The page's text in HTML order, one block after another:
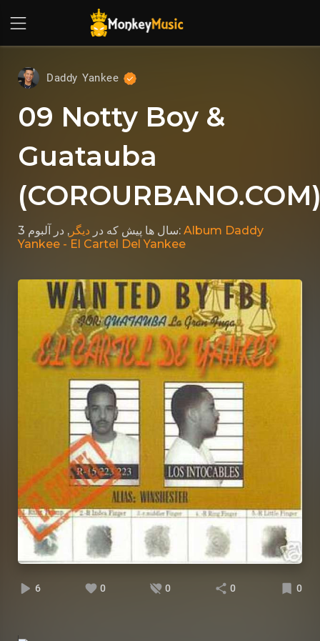
Daddy Yankee
09 Notty Boy &
Guatauba
3 سال ها پیش که در دیگر , در آلبوم: Album Daddy
Yankee - El Cartel Del Yankee
6 0 0 0 0